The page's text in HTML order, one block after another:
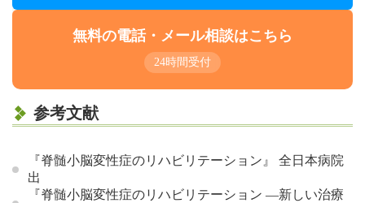
無料の電話・メール相談はこちら
24時間受付
参考文献
『脊髄小脳変性症のリハビリテーション』 全日本病院
出
『脊髄小脳変性症のリハビリテーション ―新しい治療